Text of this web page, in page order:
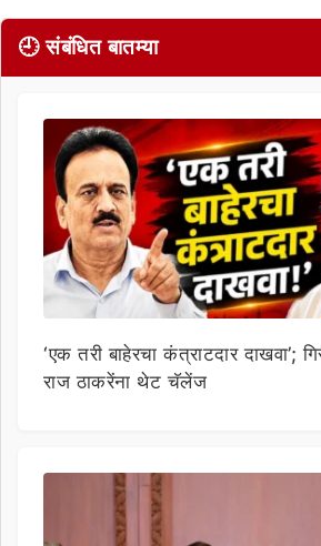
🕘 संबंधित बातम्या
‘एक तरी बाहेरचा कंत्राटदार दाखवा’;
राज ठाकरेंना थेट चॅलेंज